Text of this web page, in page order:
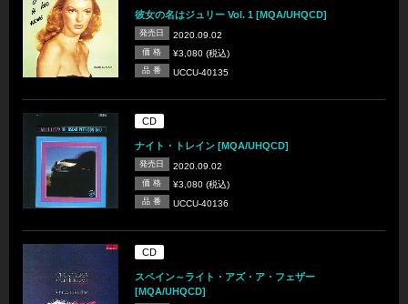
彼女の名はジュリー Vol. 1 [MQA/UHQCD]
発売日 2020.09.02
価 格 ¥3,080 (税込)
品 番 UCCU-40135
CD
ナイト・トレイン [MQA/UHQCD]
発売日 2020.09.02
価 格 ¥3,080 (税込)
品 番 UCCU-40136
CD
スペイン～ライト・アズ・ア・フェザー
[MQA/UHQCD]